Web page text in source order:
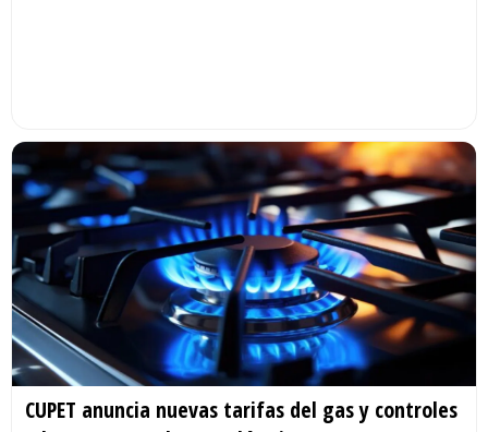
CUPET anuncia nuevas tarifas del gas y controles